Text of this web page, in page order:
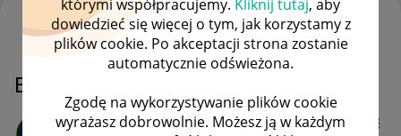
którymi współpracujemy. Kliknij tutaj, aby
dowiedzieć się więcej o tym, jak korzystamy z
plików cookie. Po akceptacji strona zostanie
automatycznie odświeżona.
Zgodę na wykorzystywanie plików cookie
wyrażasz dobrowolnie. Możesz ją w każdym
EAN
AG8Story
WSZYSTKIE TEMATY